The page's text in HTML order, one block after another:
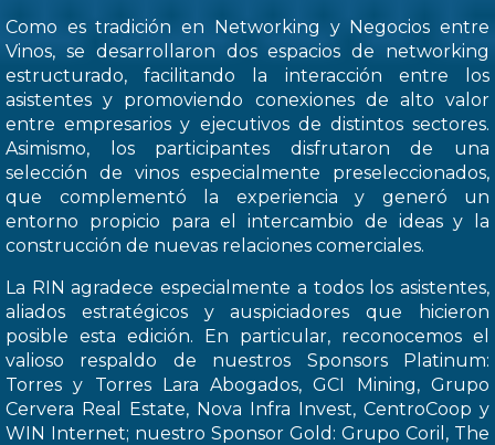
Como es tradición en Networking y Negocios entre
Vinos, se desarrollaron dos espacios de networking
estructurado, facilitando la interacción entre los
asistentes y promoviendo conexiones de alto valor
entre empresarios y ejecutivos de distintos sectores.
Asimismo, los participantes disfrutaron de una
selección de vinos especialmente preseleccionados,
que complementó la experiencia y generó un
entorno propicio para el intercambio de ideas y la
construcción de nuevas relaciones comerciales.
La RIN agradece especialmente a todos los asistentes,
aliados estratégicos y auspiciadores que hicieron
posible esta edición. En particular, reconocemos el
valioso respaldo de nuestros Sponsors Platinum:
Torres y Torres Lara Abogados, GCI Mining, Grupo
Cervera Real Estate, Nova Infra Invest, CentroCoop y
WIN Internet; nuestro Sponsor Gold: Grupo Coril, The